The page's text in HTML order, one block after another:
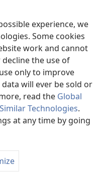
experience, we
Some cookies
work and cannot
decline the use of
only to improve
will ever be sold or
read the Global
Technologies.
at any time by going
Tract Society of Pennsylvania.